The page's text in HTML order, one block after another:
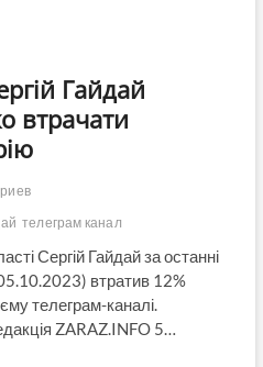
Гайдай
втрачати
телеграм канал
Сергій Гайдай за останні
втратив 12%
телеграм-каналі.
ZARAZ.INFO 5…